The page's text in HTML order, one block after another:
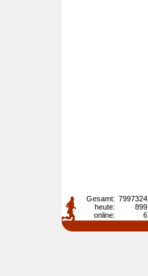
Gesamt: 7997324
heute:
899
online:
6